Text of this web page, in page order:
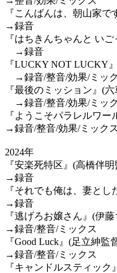
『こんばんは、朝山家
→録音
『はちきんちゃんと い
→録音
『LUCKY NOT LUCKY
→録音/整音/効果/ミッ
『最後のミッション』(
→録音/整音/効果/ミッ
『ようこそパラレルワ
→録音/整音/効果/ミックス
2024年
『安楽死特区』(高橋伴
→録音
『それでも俺は、妻と
→録音
『逃げろお嬢さん』(伊
→録音/整音/ミックス
『Good Luck』(足立紳監
→録音/整音/ミックス
『キャンドルスティック